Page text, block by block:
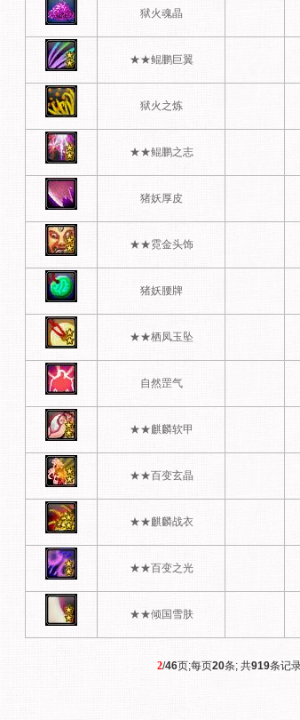
狱火魂晶
★★鲲鹏巨翼
狱火之炼
★★鲲鹏之志
猪妖厚皮
★★霓金头饰
猪妖腰牌
★★栖凤玉坠
自然罡气
★★麒麟软甲
★★百变玄晶
★★麒麟战衣
★★百变之光
★★倾国雪肤
2/46页;每页20条; 共919条记